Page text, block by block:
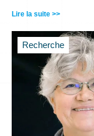
Lire la suite >>
Recherche